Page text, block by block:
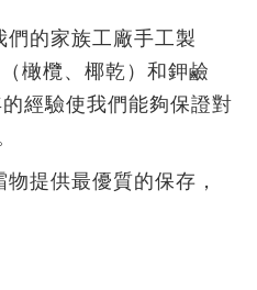
的家族工廠手工製
橄欖、椰乾）和鉀鹼
經驗使我們能夠保證對
提供最優質的保存，